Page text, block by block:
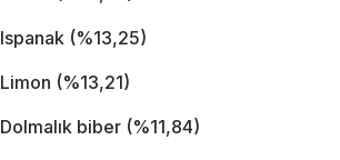
Ispanak (%13,25)
Limon (%13,21)
Dolmalık biber (%11,84)